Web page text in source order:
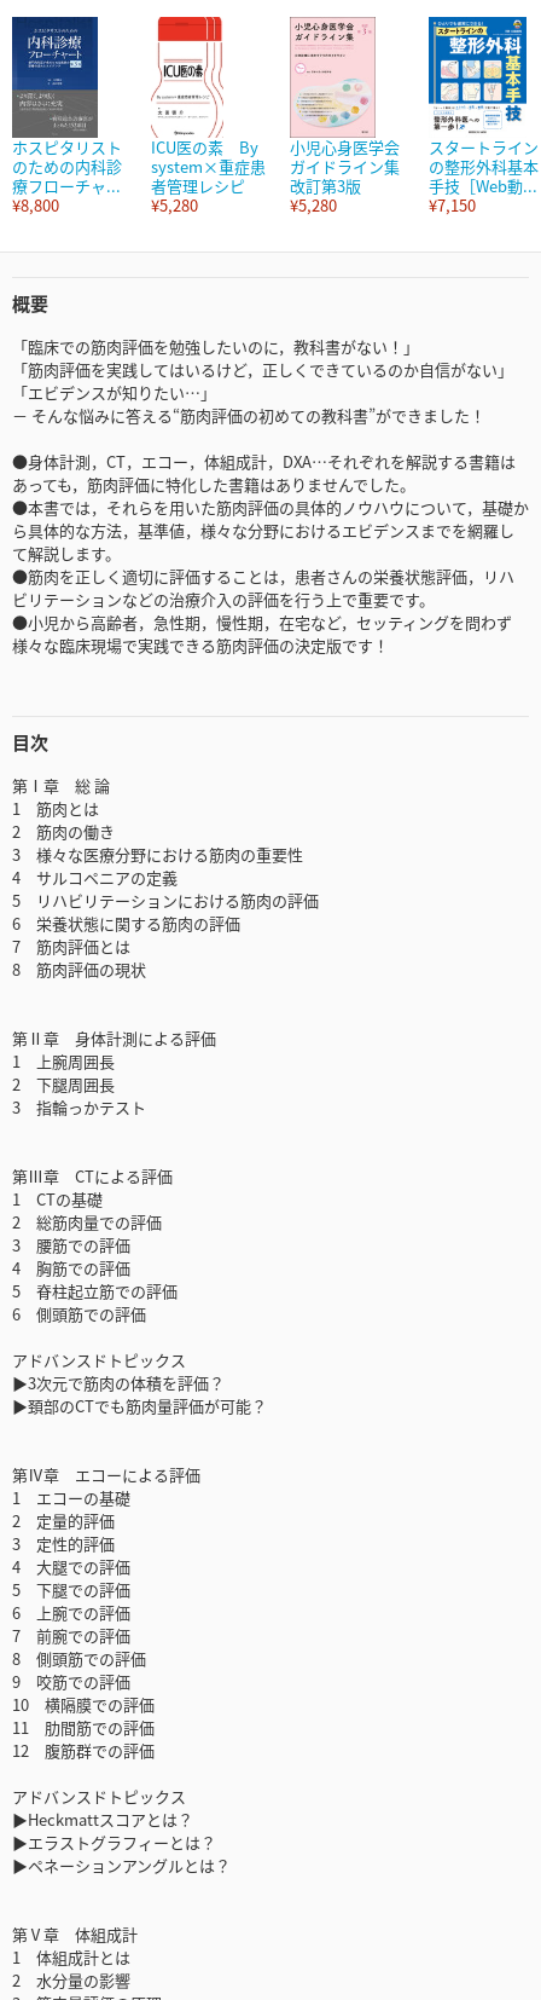
ホスピタリスト
のための内科診
療フローチャ...
¥8,800
ICU医の素 By
system×重症患
者管理レシピ
¥5,280
小児心身医学会
ガイドライン集
改訂第3版
¥5,280
スタートライン
の整形外科基本
手技［Web動...
¥7,150
概要
「臨床での筋肉評価を勉強したいのに，教科書がない！」
「筋肉評価を実践してはいるけど，正しくできているのか自信がない」
「エビデンスが知りたい…」
－ そんな悩みに答える“筋肉評価の初めての教科書”ができました！
●身体計測，CT，エコー，体組成計，DXA…それぞれを解説する書籍は
あっても，筋肉評価に特化した書籍はありませんでした。
●本書では，それらを用いた筋肉評価の具体的ノウハウについて，基礎か
ら具体的な方法，基準値，様々な分野におけるエビデンスまでを網羅し
て解説します。
●筋肉を正しく適切に評価することは，患者さんの栄養状態評価，リハ
ビリテーションなどの治療介入の評価を行う上で重要です。
●小児から高齢者，急性期，慢性期，在宅など，セッティングを問わず
様々な臨床現場で実践できる筋肉評価の決定版です！
目次
第Ⅰ章 総 論
1 筋肉とは
2 筋肉の働き
3 様々な医療分野における筋肉の重要性
4 サルコペニアの定義
5 リハビリテーションにおける筋肉の評価
6 栄養状態に関する筋肉の評価
7 筋肉評価とは
8 筋肉評価の現状
第Ⅱ章 身体計測による評価
1 上腕周囲長
2 下腿周囲長
3 指輪っかテスト
第Ⅲ章 CTによる評価
1 CTの基礎
2 総筋肉量での評価
3 腰筋での評価
4 胸筋での評価
5 脊柱起立筋での評価
6 側頭筋での評価
アドバンスドトピックス
▶3次元で筋肉の体積を評価？
▶頚部のCTでも筋肉量評価が可能？
第Ⅳ章 エコーによる評価
1 エコーの基礎
2 定量的評価
3 定性的評価
4 大腿での評価
5 下腿での評価
6 上腕での評価
7 前腕での評価
8 側頭筋での評価
9 咬筋での評価
10 横隔膜での評価
11 肋間筋での評価
12 腹筋群での評価
アドバンスドトピックス
▶Heckmattスコアとは？
▶エラストグラフィーとは？
▶ペネーションアングルとは？
第Ⅴ章 体組成計
1 体組成計とは
2 水分量の影響